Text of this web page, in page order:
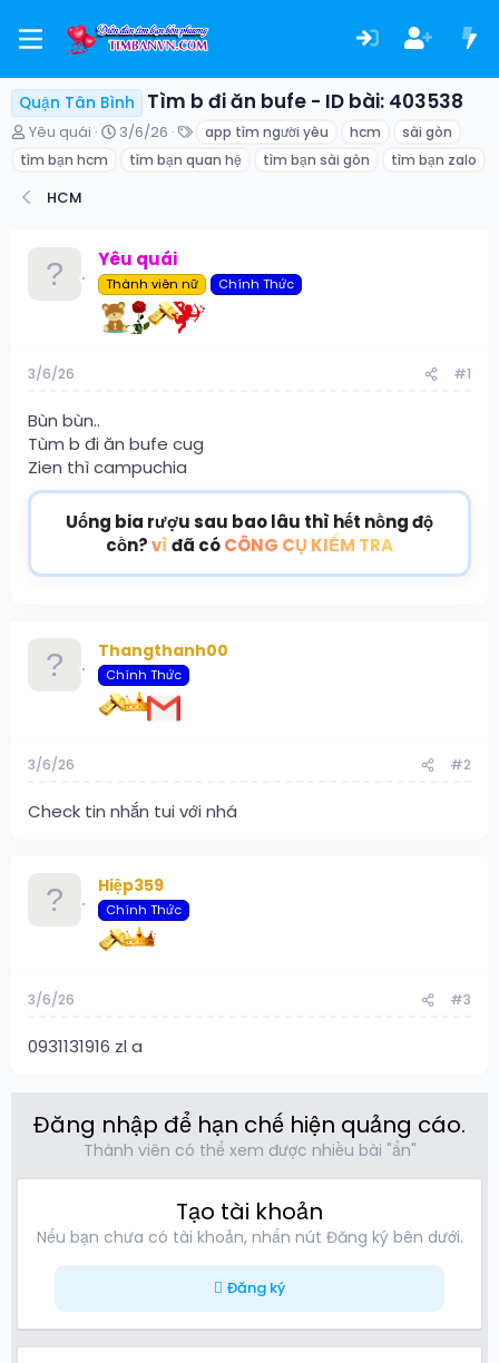
Quận Tân Bình Tìm b đi ăn bufe - ID bài: 403538
T
r
e
a
r
Yêu quái
N
3/6/26
k
app tìm người yêu hcm
sài gòn
tìm bạn hcm
tìm bạn quan hệ tìm bạn sài gòn tìm bạn zalo
HCM
Yêu quái
Thành viên nữ Chính Thức
3/6/26 #1
Bùn bùn..
Tùm b đi ăn bufe cug
Zien thì campuchia
Uống bia rượu sau bao lâu thì hết nồng độ
cồn?vìđã cóCÔNG CỤ KIỂM TRA
Thangthanh00
Chính Thức
3/6/26 #2
Check tin nhắn tui với nhá
Hiệp359
Chính Thức
3/6/26 #3
0931131916 zl a
Đăng nhập để hạn chế hiện quảng cáo.
Thành viên có thể xem được nhiều bài "ẩn"
Tạo tài khoản
Nếu bạn chưa có tài khoản, nhấn nút Đăng ký bên dưới.
Đăng ký